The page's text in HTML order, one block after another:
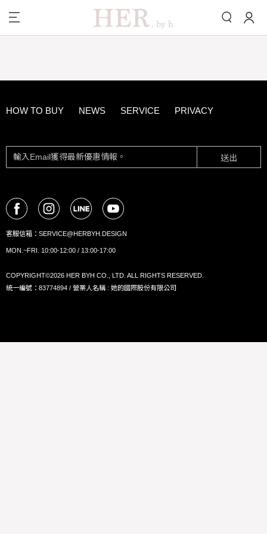
HOW TO BUY NEWS SERVICE PRIVACY
送出
客服信箱： SERVICE@HERBYH.DESIGN
MON.~FRI. 10:00-12:00 / 13:00-17:00
COPYRIGHT©2026 HER BYH CO., LTD. ALL RIGHTS RESERVED.
統一編號：83774894 / 營業人名稱 : 她的國際股份有限公司